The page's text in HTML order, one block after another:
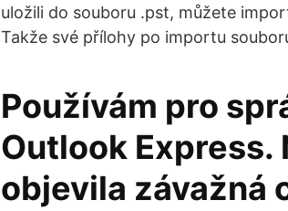
uložili do souboru .pst, můžete
Takže své přílohy po importu
Používám pro
Outlook Express.
objevila závažná